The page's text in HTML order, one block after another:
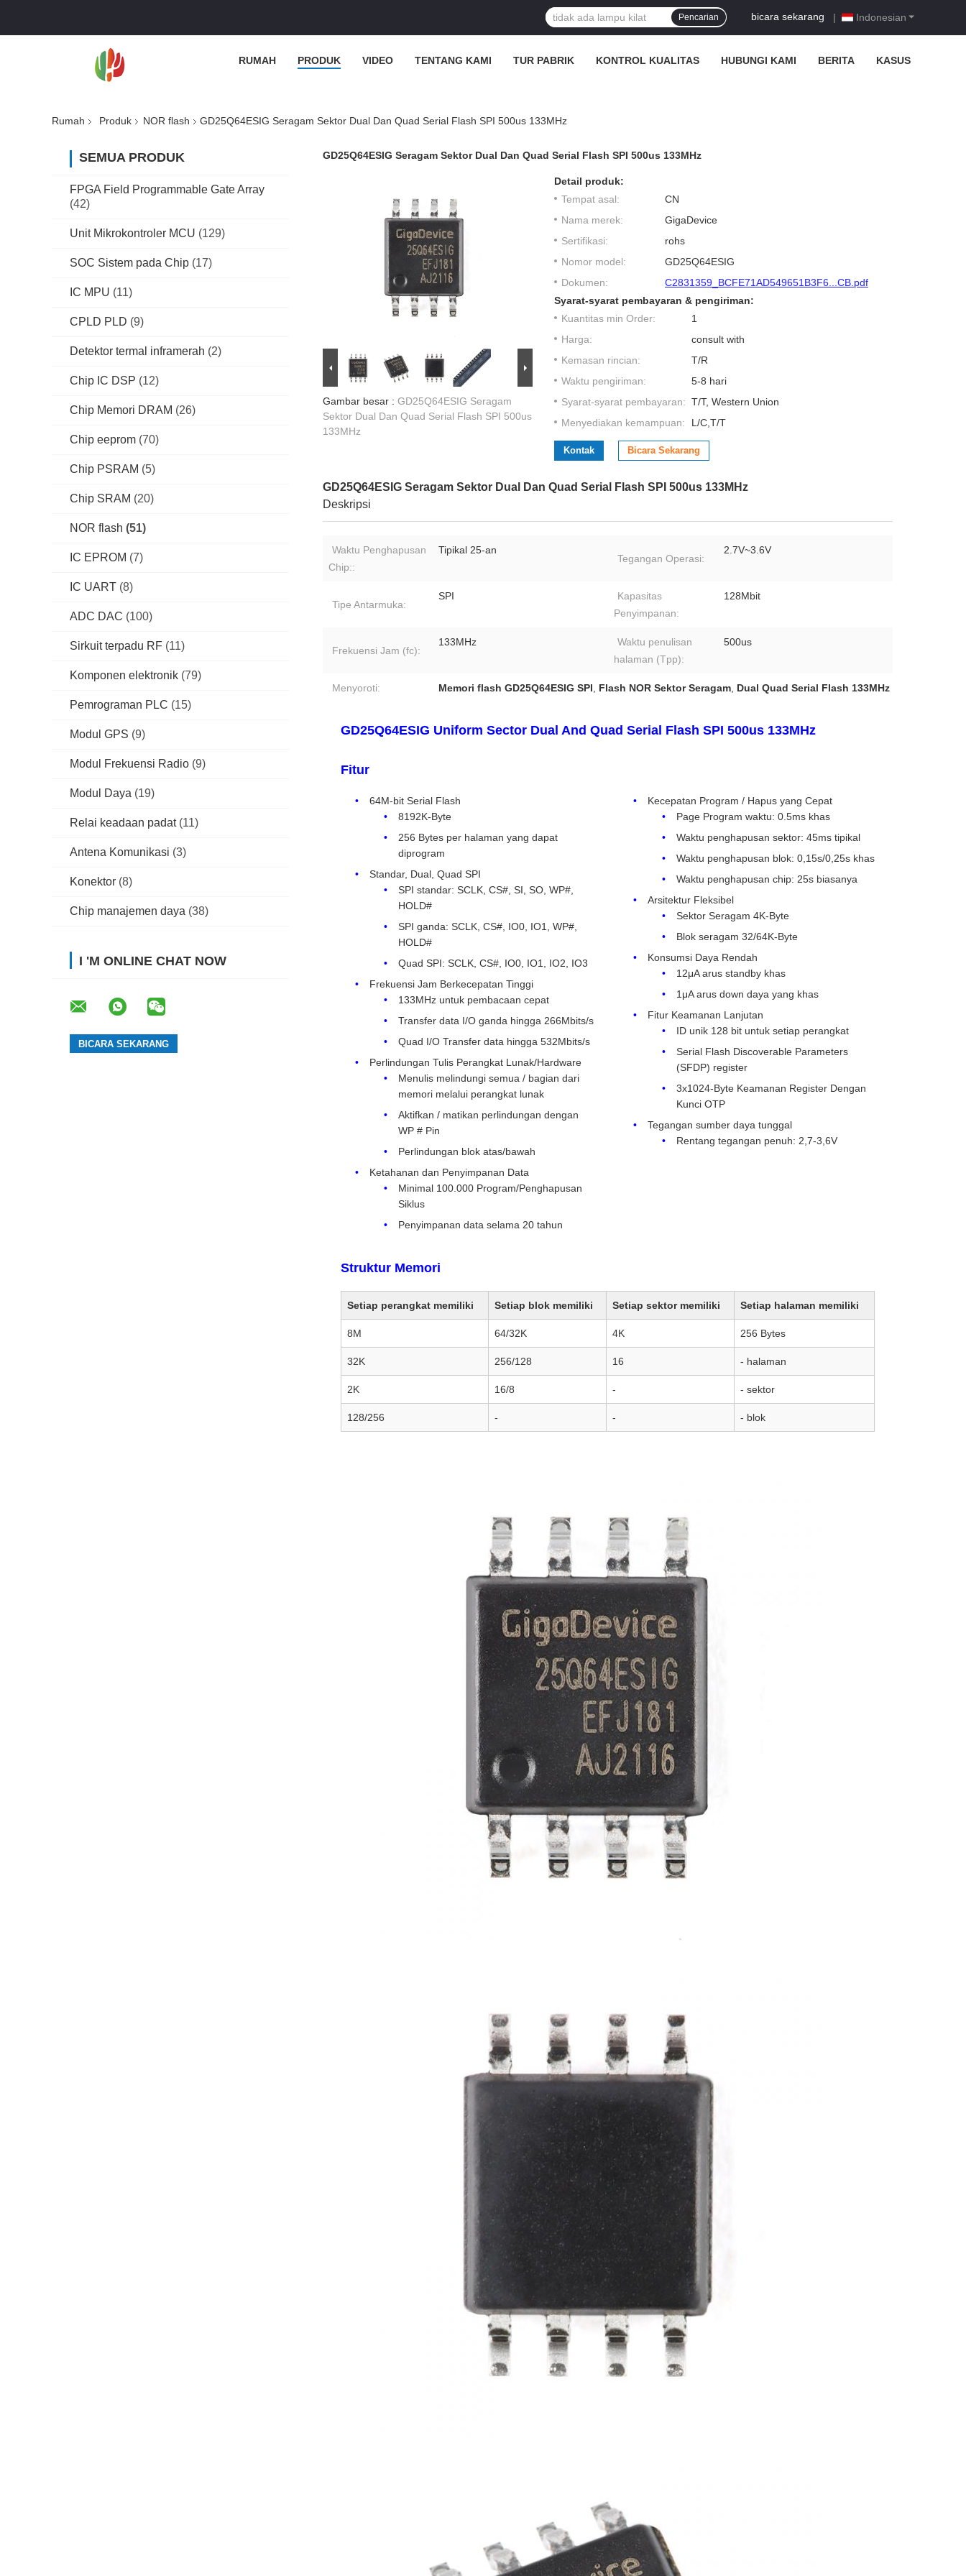
Indonesian
bicara sekarang |
Pencarian
RUMAH PRODUK VIDEO TENTANG KAMI TUR PABRIK KONTROL KUALITAS HUBUNGI KAMI BERITA KASUS
Rumah Produk NOR flash GD25Q64ESIG Seragam Sektor Dual Dan Quad Serial Flash SPI 500us 133MHz
SEMUA PRODUK
FPGA Field Programmable Gate Array
(42)
Unit Mikrokontroler MCU (129)
SOC Sistem pada Chip (17)
IC MPU (11)
CPLD PLD (9)
Detektor termal inframerah (2)
Chip IC DSP (12)
Chip Memori DRAM (26)
Chip eeprom (70)
Chip PSRAM (5)
Chip SRAM (20)
NOR flash (51)
IC EPROM (7)
IC UART (8)
ADC DAC (100)
Sirkuit terpadu RF (11)
Komponen elektronik (79)
Pemrograman PLC (15)
Modul GPS (9)
Modul Frekuensi Radio (9)
Modul Daya (19)
Relai keadaan padat (11)
Antena Komunikasi (3)
Konektor (8)
Chip manajemen daya (38)
I 'M ONLINE CHAT NOW
GD25Q64ESIG Seragam Sektor Dual Dan Quad Serial Flash SPI 500us 133MHz
Gambar besar : GD25Q64ESIG Seragam
Sektor Dual Dan Quad Serial Flash SPI 500us
133MHz
Detail produk:
Tempat asal:
CN
Nama merek:
GigaDevice
Sertifikasi:
rohs
Nomor model:
GD25Q64ESIG
Dokumen:
C2831359_BCFE71AD549651B3F6...CB.pdf
Syarat-syarat pembayaran & pengiriman:
Kuantitas min Order:
1
Harga:
consult with
Kemasan rincian:
T/R
Waktu pengiriman:
5-8 hari
Syarat-syarat pembayaran: T/T, Western Union
Menyediakan kemampuan:
L/C,T/T
Kontak Bicara Sekarang
GD25Q64ESIG Seragam Sektor Dual Dan Quad Serial Flash SPI 500us 133MHz
Deskripsi
Waktu Penghapusan
Chip::
Tipikal 25-an
Tegangan Operasi:
2.7V~3.6V
Tipe Antarmuka:
SPI
Kapasitas
Penyimpanan:
128Mbit
Frekuensi Jam (fc):
133MHz
Waktu penulisan
halaman (Tpp):
500us
Menyoroti: Memori flash GD25Q64ESIG SPI, Flash NOR Sektor Seragam, Dual Quad Serial Flash 133MHz
GD25Q64ESIG Uniform Sector Dual And Quad Serial Flash SPI 500us 133MHz
Fitur
64M-bit Serial Flash
8192K-Byte
256 Bytes per halaman yang dapat
diprogram
Standar, Dual, Quad SPI
SPI standar: SCLK, CS#, SI, SO, WP#,
HOLD#
SPI ganda: SCLK, CS#, IO0, IO1, WP#,
HOLD#
Quad SPI: SCLK, CS#, IO0, IO1, IO2, IO3
Frekuensi Jam Berkecepatan Tinggi
133MHz untuk pembacaan cepat
Transfer data I/O ganda hingga 266Mbits/s
Quad I/O Transfer data hingga 532Mbits/s
Perlindungan Tulis Perangkat Lunak/Hardware
Menulis melindungi semua / bagian dari
memori melalui perangkat lunak
Aktifkan / matikan perlindungan dengan
WP # Pin
Perlindungan blok atas/bawah
Ketahanan dan Penyimpanan Data
Minimal 100.000 Program/Penghapusan
Siklus
Penyimpanan data selama 20 tahun
Kecepatan Program / Hapus yang Cepat
Page Program waktu: 0.5ms khas
Waktu penghapusan sektor: 45ms tipikal
Waktu penghapusan blok: 0,15s/0,25s khas
Waktu penghapusan chip: 25s biasanya
Arsitektur Fleksibel
Sektor Seragam 4K-Byte
Blok seragam 32/64K-Byte
Konsumsi Daya Rendah
12μA arus standby khas
1μA arus down daya yang khas
Fitur Keamanan Lanjutan
ID unik 128 bit untuk setiap perangkat
Serial Flash Discoverable Parameters
(SFDP) register
3x1024-Byte Keamanan Register Dengan
Kunci OTP
Tegangan sumber daya tunggal
Rentang tegangan penuh: 2,7-3,6V
Struktur Memori
Setiap perangkat memiliki Setiap blok memiliki Setiap sektor memiliki Setiap halaman memiliki
8M 64/32K 4K 256 Bytes
32K 256/128 16 - halaman
2K 16/8 - - sektor
128/256 - - - blok